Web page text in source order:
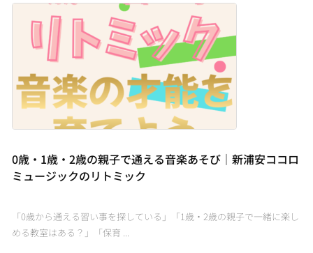
0歳・1歳・2歳の親子で通える音楽あそび｜新浦安ココロ
ミュージックのリトミック
「0歳から通える習い事を探している」「1歳・2歳の親子で一緒に楽し
める教室はある？」「保育 ...